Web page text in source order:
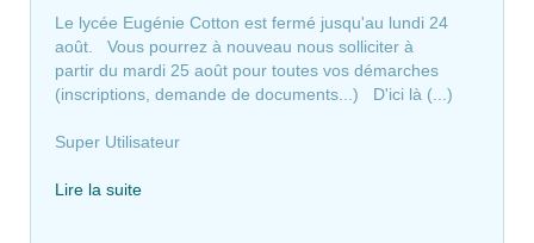
Le lycée Eugénie Cotton est fermé jusqu'au lundi 24
août. Vous pourrez à nouveau nous solliciter à
partir du mardi 25 août pour toutes vos démarches
(inscriptions, demande de documents...) D'ici là (...)
Super Utilisateur
Lire la suite